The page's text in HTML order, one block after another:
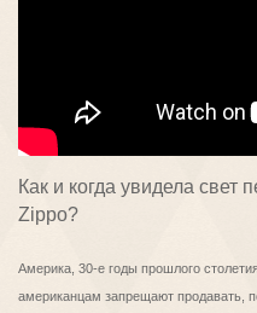
Как и когда увидела свет
Zippo?
Америка, 30-е годы прошлого
американцам запрещают продавать,